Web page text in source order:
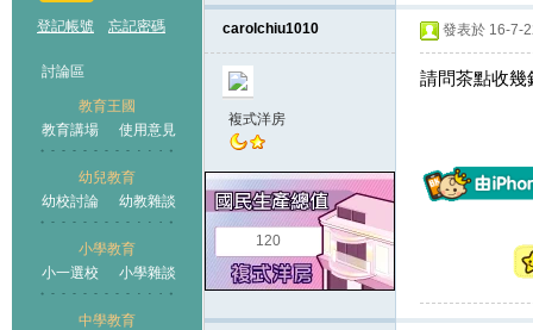
登記帳號 忘記密碼
討論區
教育王國
教育講場
使用意見
幼兒教育
幼校討論
幼教雜談
小學教育
小一選校
小學雜談
中學教育
王國
carolchiu1010
複式洋房
120
發表於 16-7-
請問茶點收幾